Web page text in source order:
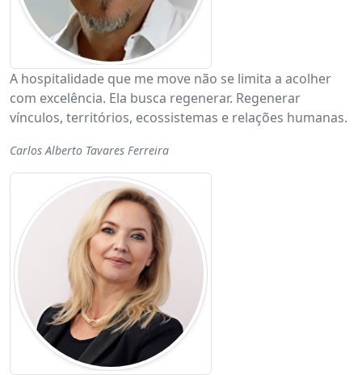
A hospitalidade que me move não se limita a acolher
com excelência. Ela busca regenerar. Regenerar
vínculos, territórios, ecossistemas e relações humanas.
Carlos Alberto Tavares Ferreira